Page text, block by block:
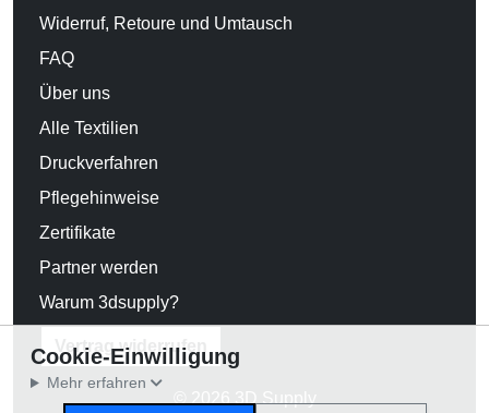
Widerruf, Retoure und Umtausch
FAQ
Über uns
Alle Textilien
Druckverfahren
Pflegehinweise
Zertifikate
Partner werden
Warum 3dsupply?
Vertrag widerrufen
© 2026 3D Supply
Cookie-Einwilligung
Mehr erfahren